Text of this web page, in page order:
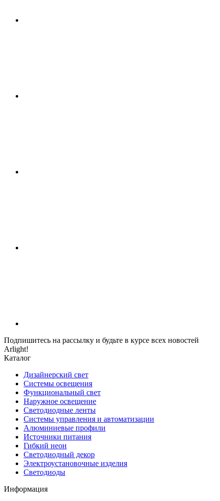
Подпишитесь на рассылку и будьте в курсе всех новостей
Arlight!
Каталог
Дизайнерский свет
Системы освещения
Функциональный свет
Наружное освещение
Светодиодные ленты
Системы управления и автоматизации
Алюминиевые профили
Источники питания
Гибкий неон
Светодиодный декор
Электроустановочные изделия
Светодиоды
Информация